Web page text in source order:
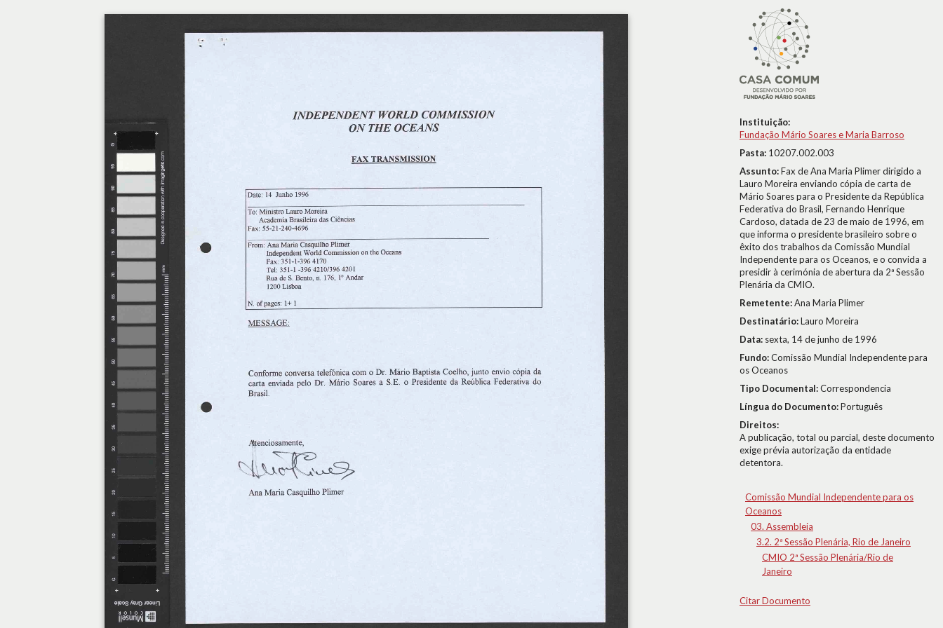
Instituição:
Fundação Mário Soares e Maria Barroso
Pasta: 10207.002.003
Assunto:Fax de Ana Maria Plimer dirigido a
Lauro Moreira enviando cópia de carta de
Mário Soares para o Presidente da República
Federativa do Brasil, Fernando Henrique
Cardoso, datada de 23 de maio de 1996, em
que informa o presidente brasileiro sobre o
êxito dos trabalhos da Comissão Mundial
Independente para os Oceanos, e o convida a
presidir à cerimónia de abertura da 2ª Sessão
Plenária da CMIO.
Remetente:Ana Maria Plimer
Destinatário:Lauro Moreira
Data: sexta, 14 de junho de 1996
Fundo:Comissão Mundial Independente para
os Oceanos
Tipo Documental:Correspondencia
Língua do Documento:Português
Direitos:
A publicação, total ou parcial, deste documento
exige prévia autorização da entidade
detentora.
Comissão Mundial Independente para os
Oceanos
03. Assembleia
3.2. 2ª Sessão Plenária, Rio de Janeiro
CMIO 2ª Sessão Plenária/Rio de
Janeiro
Citar Documento